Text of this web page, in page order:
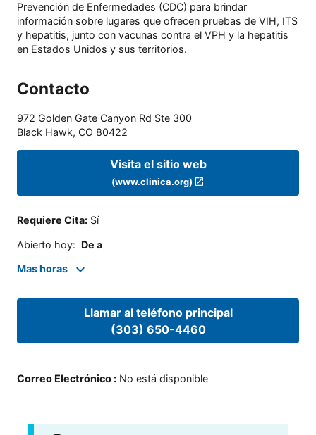
Prevención de Enfermedades (CDC) para brindar
información sobre lugares que ofrecen pruebas de VIH, ITS
y hepatitis, junto con vacunas contra el VPH y la hepatitis
en Estados Unidos y sus territorios.
Contacto
972 Golden Gate Canyon Rd Ste 300
Black Hawk, CO 80422
Visita el sitio web
(www.clinica.org)
Requiere Cita: Sí
Abierto hoy: De a
Mas horas
Llamar al teléfono principal
(303) 650-4460
Correo Electrónico : No está disponible